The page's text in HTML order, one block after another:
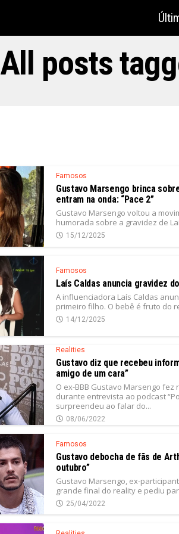
All posts
Famosos
Gustavo Marsengo brinca
entram na onda: “Pace 2”
Gustavo Marsengo voltou a
humorada sobre a gravidez de
15/12/2025
Famosos
Laís Caldas anuncia gravidez
A influenciadora Laís Caldas
primeiro filho. O bebê é fruto do
14/12/2025
Realities
Gustavo diz que recebeu
amigo de um cara”
O ex-BBB Gustavo Marsengo
durante entrevista ao podcast
surpreendeu ao falar do...
08/06/2022
Famosos
Gustavo debocha de fãs de
outubro”
Gustavo Marsengo, ex-
grande final do reality e pediu
25/04/2022